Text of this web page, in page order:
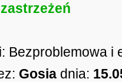
Bezproblemowa i
Gosia dnia: